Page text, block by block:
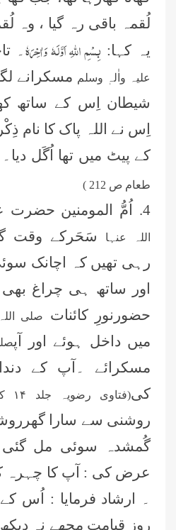
لُقمہ باقی رہ گیا ، وہ
یہ کہا: بِسْمِ اللہِ اَوَّلَہٗ وَاٰخِرَہٗ۔
علیہ واٰلہٖ وسلم مسکرانے
شیطان اِس کے ساتھ
اِس نے اللہ پاک کا نام
کے پیٹ میں تھا اُگَل دیا۔
طعام ص 212 )
4. اُمُّ المومنین حضرت عائشہ صدّیقہ
اللہ عنہا
سَحَرکے وقت
رہی تھیں کہ اچانک
اور ساتھ ہی چراغ بھی
حضورنورِ کائنات
صلی
میں داخل ہوئے اور آپ
مسکرائے ۔آپ کے
کی(فتاوی رضویہ جلد ۱۴
روشنی سے سارا
گُمشدہ سوئی مل گئی
عرض کی : آپ کا چہرہ
۔ ارشاد فرمایا : اُس
روزِ قیامت مجھے نہ